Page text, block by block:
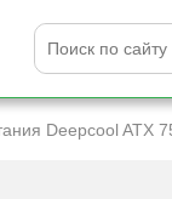
Deepcool ATX